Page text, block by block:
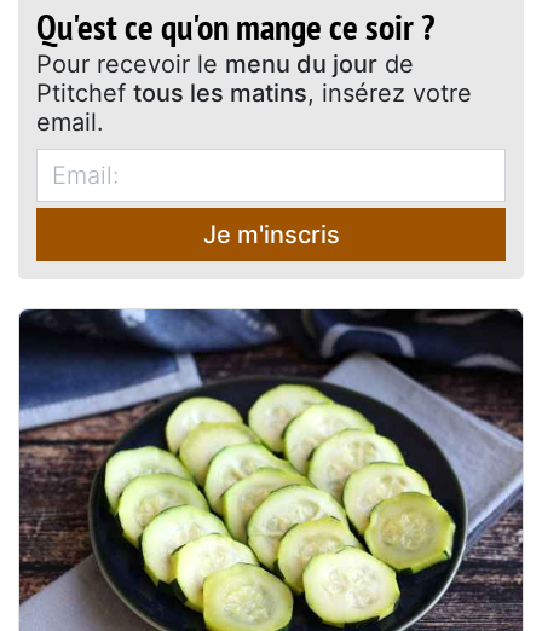
Qu'est ce qu'on mange ce soir ?
Pour recevoir le menu du jour de
Ptitchef tous les matins, insérez votre
email.
Je m'inscris